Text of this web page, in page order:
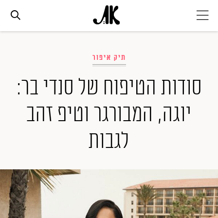
אופנה
ביוטי
סלבס
ערוצים נוספים
המגזין
תיק איפור
סודות הטיפוח של סנדי בר:
יוגה, המבורגר וטיפ זהב
לגבות